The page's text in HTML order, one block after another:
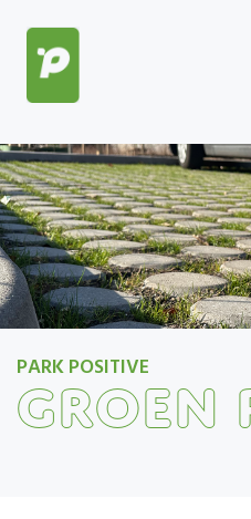
artikel
PARK POSITIVE
GROEN